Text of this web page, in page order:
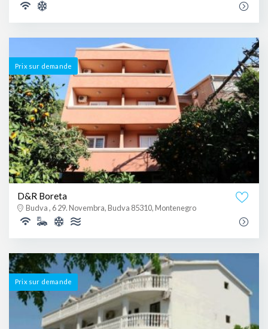
Prix ​​sur demande
D&R Boreta
Budva , 6 29. Novembra, Budva 85310, Montenegro
Prix ​​sur demande